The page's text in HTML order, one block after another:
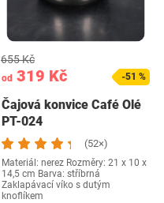
od 319 Kč
655 Kč
-51 %
Čajová konvice Café Olé
PT-024
(52×)
Materiál: nerez Rozměry: 21 x 10 x
14,5 cm Barva: stříbrná
Zaklapávací víko s dutým
knoflíkem